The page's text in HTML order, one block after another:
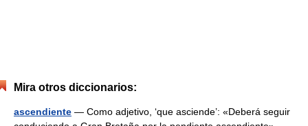
Mira otros diccionarios:
ascendiente — Como adjetivo, ‘que asciende’: «Deberá seguir